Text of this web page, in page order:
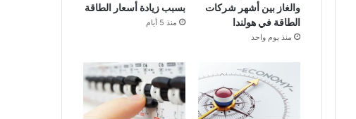
والغاز بين أشهر شركات
الطاقة في هولندا
منذ يوم واحد
بسبب زيادة أسعار الطاقة
منذ 5 أيام